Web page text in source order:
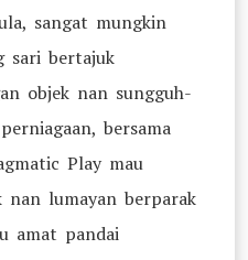
sangat mungkin
sari bertajuk
objek nan sungguh-
bersama
Play mau
nan lumayan berparak
amat pandai